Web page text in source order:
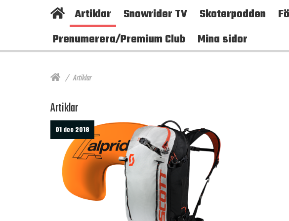
Artiklar Snowrider TV Skoterpodden
Prenumerera/Premium Club
Mina sidor
Artiklar
Artiklar
01 dec 2018